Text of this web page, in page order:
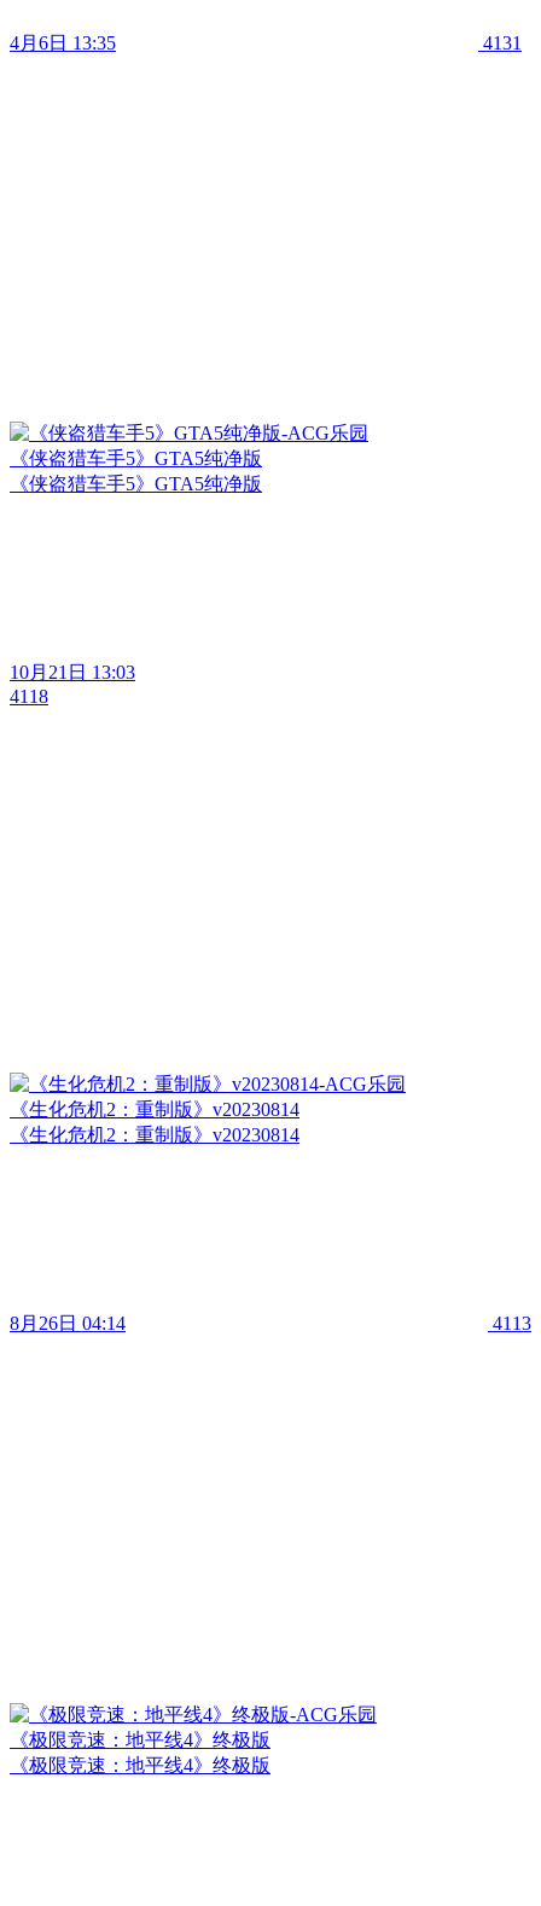
4月6日 13:35 4131
《侠盗猎车手5》GTA5纯净版
《侠盗猎车手5》GTA5纯净版
10月21日 13:03
4118
《生化危机2：重制版》v20230814
《生化危机2：重制版》v20230814
8月26日 04:14 4113
《极限竞速：地平线4》终极版
《极限竞速：地平线4》终极版